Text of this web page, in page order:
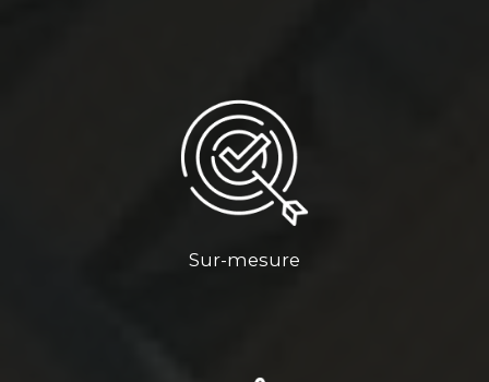
Sur-mesure